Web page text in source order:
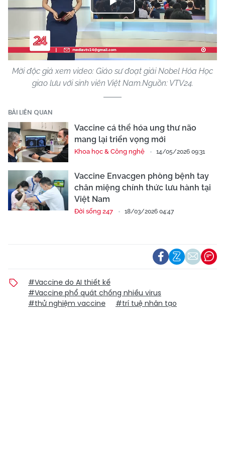
Play
Video
Mời độc giả xem video: Giáo sư đoạt giải Nobel Hóa Học
giao lưu với sinh viên Việt Nam.Nguồn: VTV24.
BÀI LIÊN QUAN
Vaccine cá thể hóa ung thư não
mang lại triển vọng mới
Khoa học & Công nghệ 14/05/2026 09:31
Vaccine Envacgen phòng bệnh tay
chân miệng chính thức lưu hành tại
Việt Nam
Đời sống 247 18/03/2026 04:47
#Vaccine do AI thiết kế
#Vaccine phổ quát chống nhiều virus
#thử nghiệm vaccine
#trí tuệ nhân tạo